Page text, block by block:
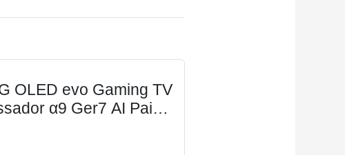
OLED evo Gaming TV
α9 Ger7 AI Painel
FreeSync